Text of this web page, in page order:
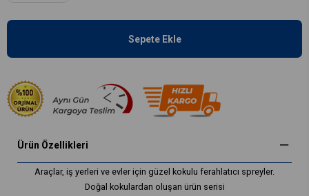
Ürün Özellikleri
Araçlar, iş yerleri ve evler için güzel kokulu ferahlatıcı spreyler.
Doğal kokulardan oluşan ürün serisi